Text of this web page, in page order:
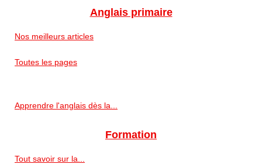
Anglais primaire
Nos meilleurs articles
Toutes les pages
Apprendre l'anglais dès la...
Formation
Tout savoir sur la...